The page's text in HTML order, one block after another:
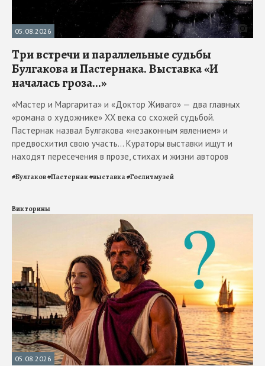
05.08.2026
Три встречи и параллельные судьбы
Булгакова и Пастернака. Выставка «И
началась гроза...»
«Мастер и Маргарита» и «Доктор Живаго» — два главных
«романа о художнике» ХХ века со схожей судьбой.
Пастернак назвал Булгакова «незаконным явлением» и
предвосхитил свою участь... Кураторы выставки ищут и
находят пересечения в прозе, стихах и жизни авторов
#Булгаков#Пастернак#выставка#Гослитмузей
Викторины
05.08.2026